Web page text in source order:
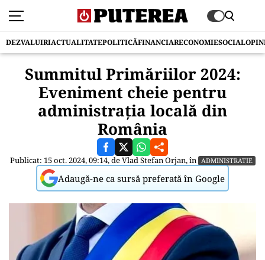
DEZVALUIRIACTUALITATEPOLITICĂFINANCIARECONOMIESOCIAL
Summitul Primăriilor 2024:
Eveniment cheie pentru
administrația locală din
România
Publicat: 15 oct. 2024, 09:14, deVlad Stefan Orjan, în ADMINISTRATIE
Adaugă-ne ca sursă preferată în Google